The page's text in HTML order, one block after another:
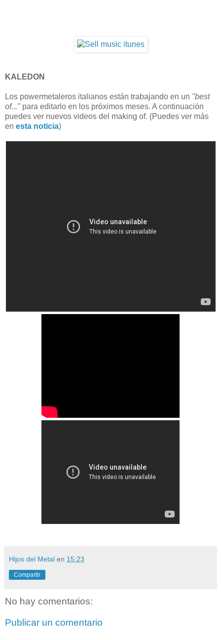
KALEDON
Los powermetaleros italianos están trabajando en un "best
of..." para editarlo en los próximos meses. A continuación
puedes ver nuevos videos del making of. (Puedes ver más
en esta noticia)
Hijos del Metal en 15:23
Compartir
No hay comentarios:
Publicar un comentario